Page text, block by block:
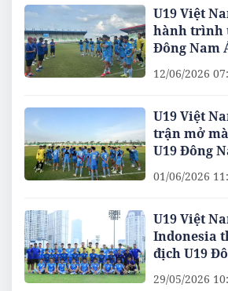
U19 Việt
hành trình
Đông Nam
12/06/2026
U19 Việt
trận mở
U19 Đông
01/06/2026
U19 Việt
Indonesia
địch U19
29/05/2026